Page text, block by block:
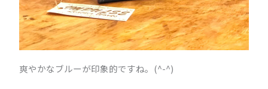
爽やかなブルーが印象的ですね。(^-^)